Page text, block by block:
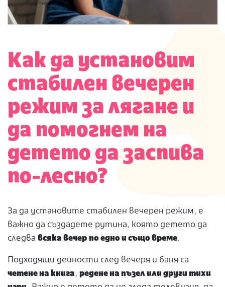
Как да установим
стабилен вечерен
режим за лягане и
да помогнем на
детето да заспива
по-лесно?
За да установите стабилен вечерен режим, е
важно да създадете рутина, която детето да
следва всяка вечер по едно и също време.
Подходящи дейности след вечеря и баня са
четене на книга, редене на пъзел или други тихи